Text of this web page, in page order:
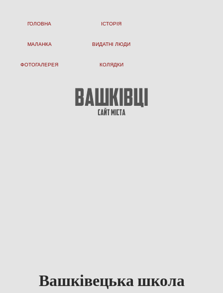
ГОЛОВНА ІСТОРІЯ
МАЛАНКА ВИДАТНІ ЛЮДИ
ФОТОГАЛЕРЕЯ КОЛЯДКИ
Вашківецька школа